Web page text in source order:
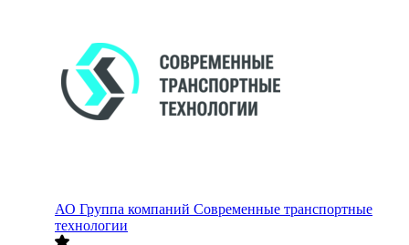
АО Группа компаний Современные транспортные
технологии